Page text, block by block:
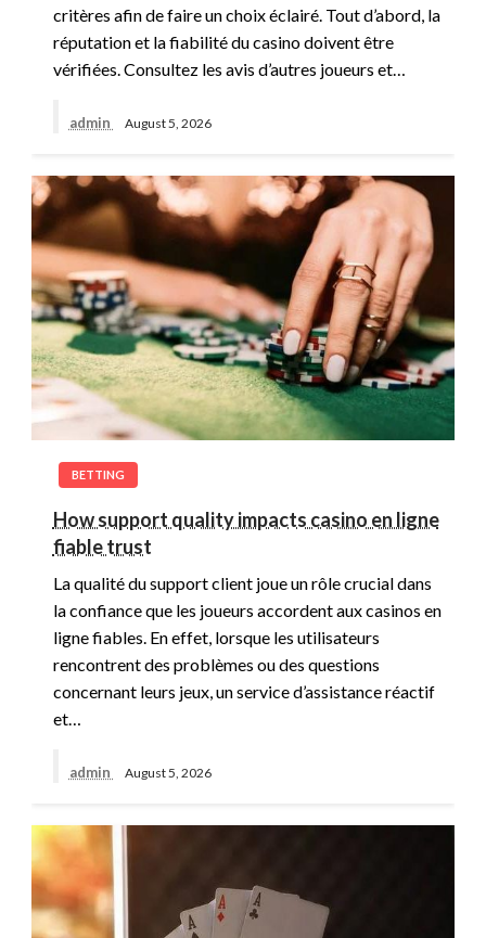
critères afin de faire un choix éclairé. Tout d’abord, la
réputation et la fiabilité du casino doivent être
vérifiées. Consultez les avis d’autres joueurs et…
admin August 5, 2026
BETTING
How support quality impacts casino en ligne
fiable trust
La qualité du support client joue un rôle crucial dans
la confiance que les joueurs accordent aux casinos en
ligne fiables. En effet, lorsque les utilisateurs
rencontrent des problèmes ou des questions
concernant leurs jeux, un service d’assistance réactif
et…
admin August 5, 2026